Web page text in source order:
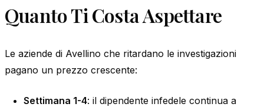
Quanto Ti Costa Aspettare
Le aziende di Avellino che ritardano le investigazioni
pagano un prezzo crescente:
Settimana 1-4: il dipendente infedele continua a